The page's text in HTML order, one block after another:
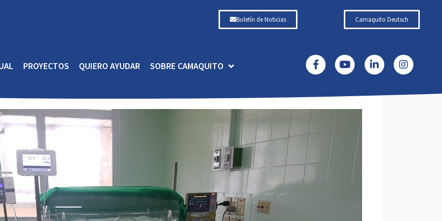
Boletín de Noticias Camaquito Deutsch
PROYECTOS QUIERO AYUDAR SOBRE CAMAQUITO